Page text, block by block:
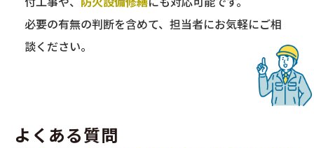
必要の有無の判断を含めて、担当者にお気軽にご相
談ください。
よくある質問